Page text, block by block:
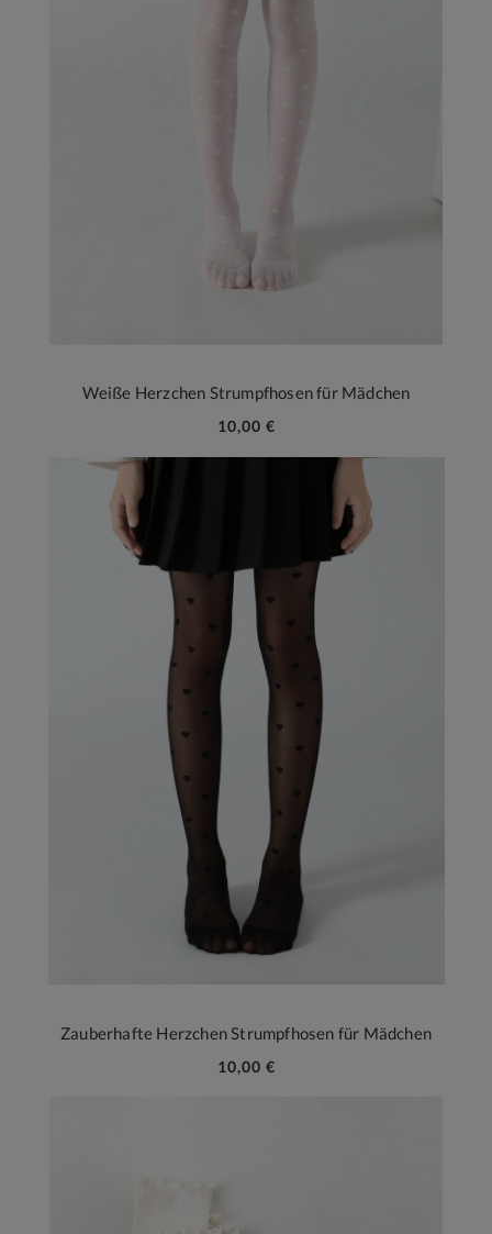
Weiße Herzchen Strumpfhosen für Mädchen
10,00 €
Zauberhafte Herzchen Strumpfhosen für Mädchen
10,00 €